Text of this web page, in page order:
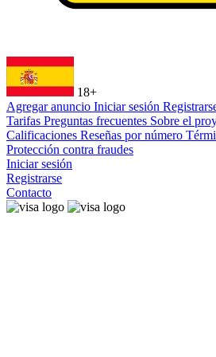
18+
Agregar anuncio Iniciar sesión
Tarifas Preguntas frecuentes Sobre el
Calificaciones Reseñas por número
Protección contra fraudes
Iniciar sesión
Registrarse
Contacto